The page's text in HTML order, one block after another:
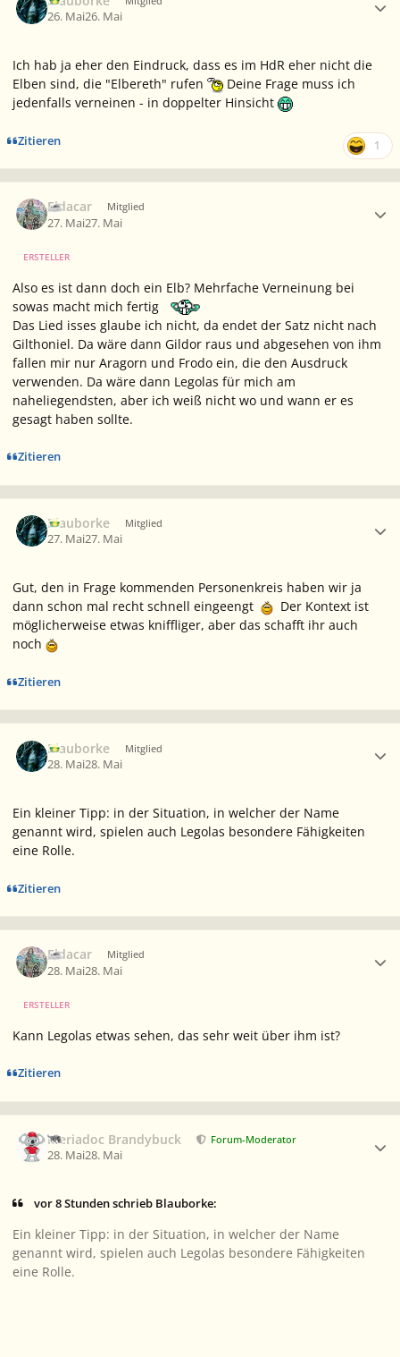
26. Mai26. Mai
Ich hab ja eher den Eindruck, dass es im HdR eher nicht die
Elben sind, die "Elbereth" rufen
Deine Frage muss ich
jedenfalls verneinen - in doppelter Hinsicht
Zitieren 1
Eldacar Mitglied
27. Mai27. Mai
ERSTELLER
Also es ist dann doch ein Elb? Mehrfache Verneinung bei
sowas macht mich fertig
Das Lied isses glaube ich nicht, da endet der Satz nicht nach
Gilthoniel. Da wäre dann Gildor raus und abgesehen von ihm
fallen mir nur Aragorn und Frodo ein, die den Ausdruck
verwenden. Da wäre dann Legolas für mich am
naheliegendsten, aber ich weiß nicht wo und wann er es
gesagt haben sollte.
Zitieren
Blauborke Mitglied
27. Mai27. Mai
Gut, den in Frage kommenden Personenkreis haben wir ja
dann schon mal recht schnell eingeengt
Der Kontext ist
möglicherweise etwas kniffliger, aber das schafft ihr auch
noch
Zitieren
Blauborke Mitglied
28. Mai28. Mai
Ein kleiner Tipp: in der Situation, in welcher der Name
genannt wird, spielen auch Legolas besondere Fähigkeiten
eine Rolle.
Zitieren
Eldacar Mitglied
28. Mai28. Mai
ERSTELLER
Kann Legolas etwas sehen, das sehr weit über ihm ist?
Zitieren
Meriadoc Brandybuck Forum-Moderator
28. Mai28. Mai
vor 8 Stunden schrieb Blauborke:
Ein kleiner Tipp: in der Situation, in welcher der Name
genannt wird, spielen auch Legolas besondere Fähigkeiten
eine Rolle.